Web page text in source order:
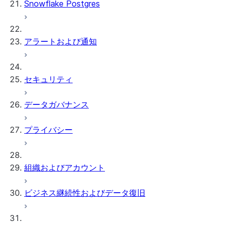
Snowflake Postgres
アラートおよび通知
セキュリティ
データガバナンス
プライバシー
組織およびアカウント
ビジネス継続性およびデータ復旧